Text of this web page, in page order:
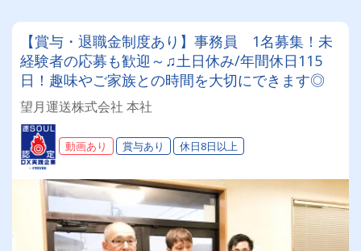
【賞与・退職金制度あり】事務員 1名募集！未
経験者の応募も歓迎～♫土日休み/年間休日115
日！趣味やご家族との時間を大切にできます◎
望月運送株式会社 本社
動画あり 賞与あり 休日8日以上